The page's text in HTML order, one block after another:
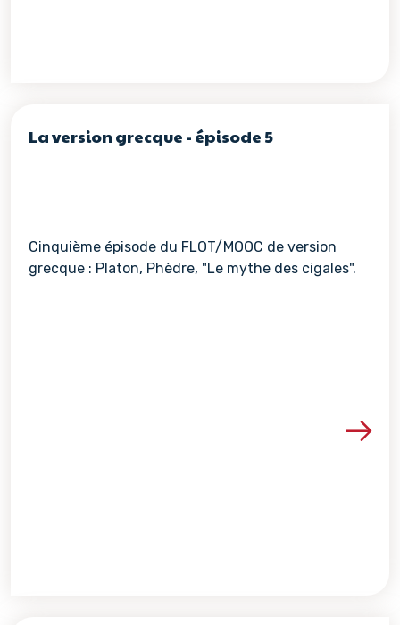
La version grecque - épisode 5
Cinquième épisode du FLOT/MOOC de version
grecque : Platon, Phèdre, "Le mythe des cigales".
Voir les détails de la